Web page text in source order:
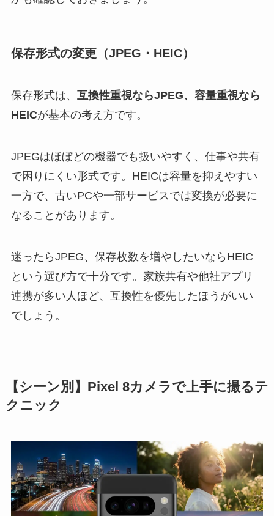
保存形式の変更（JPEG・HEIC）
保存形式は、 互換性重視ならJPEG、容量重視なら
HEICが基本の考え方です。
JPEGはほぼどの機器でも扱いやすく、仕事や共有
で困りにくい形式です。HEICは容量を抑えやすい
一方で、古いPCや一部サービスでは変換が必要に
なることがあります。
迷ったらJPEG、保存枚数を増やしたいならHEIC
という選び方で十分です。家族共有や他社アプリ
連携が多い人ほど、互換性を優先したほうがいい
でしょう。
【シーン別】Pixel 8カメラで上手に撮るテ
クニック